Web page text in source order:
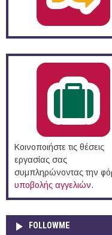
Κοινοποιήστε τις θέσεις
εργασίας σας
συμπληρώνοντας την
υποβολής αγγελιών.
FOLLOWME